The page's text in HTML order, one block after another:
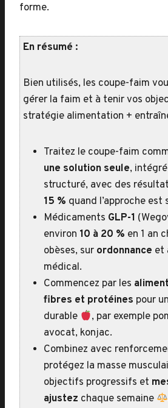
forme.
En résumé :
Bien utilisés, les coupe-faim
gérer la faim et à tenir vos
stratégie alimentation +
Traitez le coupe-faim
une solution seule,
structuré, avec des
15 % quand l’approche est
Médicaments GLP-1
environ 10 à 20 % en 1 an
obèses, sur ordonnance et
médical.
Commencez par les
fibres et protéines pour
durable
, par exemple
avocat, konjac.
Combinez avec
protégez la masse
objectifs progressifs et
ajustez chaque semaine